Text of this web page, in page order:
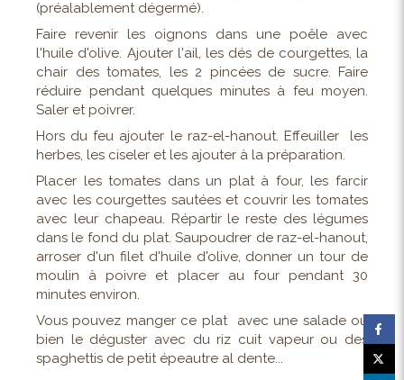
(préalablement dégermé).
Faire revenir les oignons dans une poêle avec
l'huile d'olive. Ajouter l'ail, les dés de courgettes, la
chair des tomates, les 2 pincées de sucre. Faire
réduire pendant quelques minutes à feu moyen.
Saler et poivrer.
Hors du feu ajouter le raz-el-hanout. Effeuiller les
herbes, les ciseler et les ajouter à la préparation.
Placer les tomates dans un plat à four, les farcir
avec les courgettes sautées et couvrir les tomates
avec leur chapeau. Répartir le reste des légumes
dans le fond du plat. Saupoudrer de raz-el-hanout,
arroser d'un filet d'huile d'olive, donner un tour de
moulin à poivre et placer au four pendant 30
minutes environ.
Vous pouvez manger ce plat avec une salade ou
bien le déguster avec du riz cuit vapeur ou des
spaghettis de petit épeautre al dente...